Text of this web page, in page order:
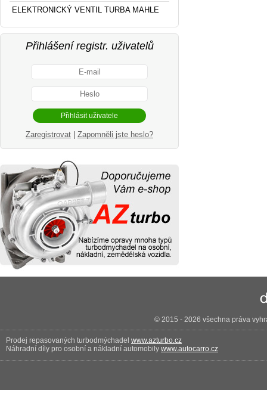
ELEKTRONICKÝ VENTIL TURBA MAHLE
Přihlášení registr. uživatelů
Zaregistrovat Zapomněli jste heslo?
© 2015 - 2026 všechna práva
Prodej repasovaných turbodmýchadel www.azturbo.cz
Náhradní díly pro osobní a nákladní automobily www.autocarro.cz